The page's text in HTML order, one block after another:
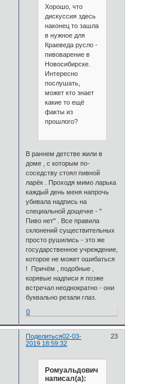
Хорошо, что
дискуссия здесь
наконец то зашла
в нужное для
Краеведа русло -
пивоварение в
Новосибирске.
Интересно
послушать,
может кто знает
какие то ещё
факты из
прошлого?
В раннем детстве жили в
доме , с которым по-
соседству стоял пивной
ларёк . Проходя мимо ларька
каждый день меня напрочь
убивала надпись на
специальной дощечке - "
Пиво нет" . Все правила
склонений существительных
просто рушились - это же
государственное учреждение,
которое не может ошибаться
! Причём , подобные ,
корявые надписи я позже
встречал неоднократно - они
буквально резали глаз.
0
Поделиться 23
02-03-
2019 18:59:32
Ромуальдович
написал(а):